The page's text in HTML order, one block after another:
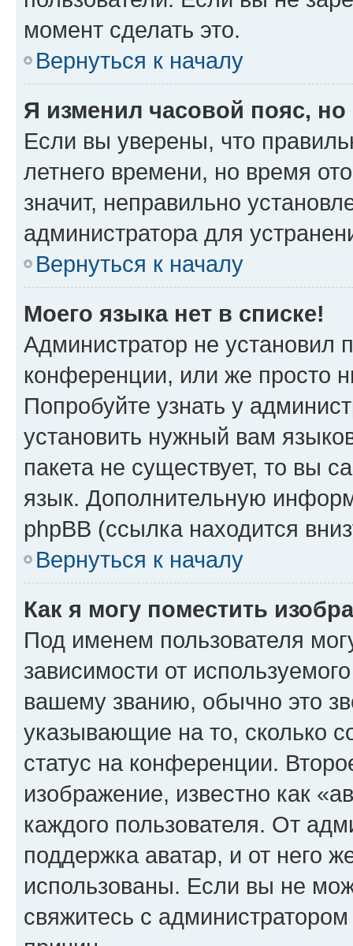
момент сделать это.
Вернуться к началу
Я изменил часовой пояс,
Если вы уверены, что
летнего времени, но время
значит, неправильно
администратора для
Вернуться к началу
Моего языка нет в списке!
Администратор не установил
конференции, или же просто
Попробуйте узнать у
установить нужный вам
пакета не существует, то вы
язык. Дополнительную
phpBB (ссылка находится
Вернуться к началу
Как я могу поместить
Под именем пользователя
зависимости от
вашему званию, обычно это
указывающие на то, сколько
статус на конференции.
изображение, известно как
каждого пользователя. От
поддержка аватар, и от него
использованы. Если вы не
свяжитесь с